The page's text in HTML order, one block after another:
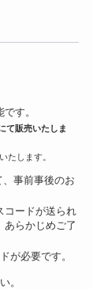
す。
て販売いたしま
たします。
事前事後のお
コードが送られ
あらかじめご了
が必要です。
。